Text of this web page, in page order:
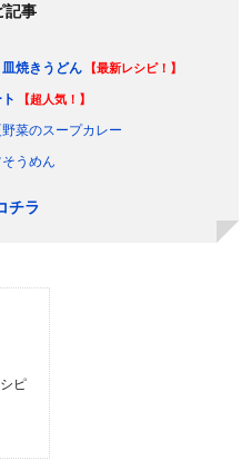
記事
焼きうどん 【最新レシピ！】
【超人気！】
菜のスープカレー
うめん
チラ
ピ